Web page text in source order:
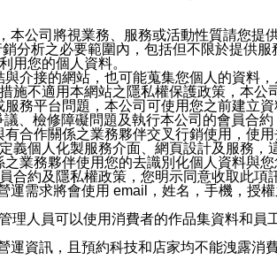
公司將視業務、服務或活動性質請您
分析之必要範圍內，包括但不限於提供
用您的個人資料。
介接的網站，也可能蒐集您個人的資料
不適用本網站之隱私權保護政策，本公
務平台問題，本公司可使用您之前建立
、檢修障礙問題及執行本公司的會員合
合作關係之業務夥伴交叉行銷使用，使
個人化製服務介面、網頁設計及服務，
業務夥伴使用您的去識別化個人資料與
約及隱私權政策，您明示同意收取此項
需求將會使用 email，姓名，手機，授
人員可以使用消費者的作品集資料和員
資訊，且預約科技和店家均不能洩露